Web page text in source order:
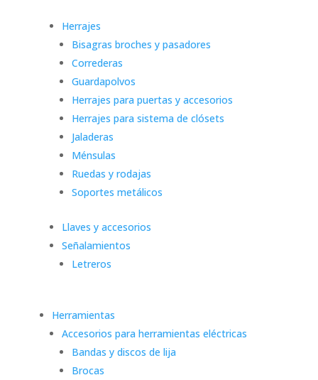
Herrajes
Bisagras broches y pasadores
Correderas
Guardapolvos
Herrajes para puertas y accesorios
Herrajes para sistema de clósets
Jaladeras
Ménsulas
Ruedas y rodajas
Soportes metálicos
Llaves y accesorios
Señalamientos
Letreros
Herramientas
Accesorios para herramientas eléctricas
Bandas y discos de lija
Brocas